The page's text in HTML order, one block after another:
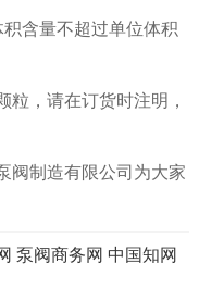
含量不超过单位体积
，请在订货时注明，
制造有限公司为大家
泵阀商务网 中国知网